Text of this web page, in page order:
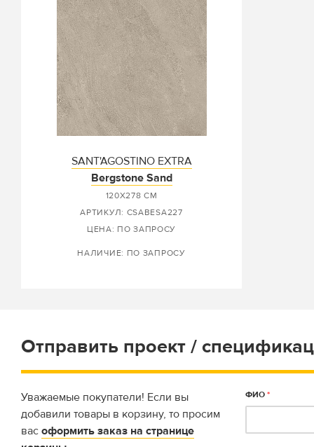
SANT'AGOSTINO EXTRA
Bergstone Sand
120X278 СМ
АРТИКУЛ: CSABESA227
ЦЕНА: ПО ЗАПРОСУ
НАЛИЧИЕ: ПО ЗАПРОСУ
Отправить проект /
Уважаемые покупатели! Если вы
добавили товары в корзину, то просим
вас оформить заказ на странице
ФИО *